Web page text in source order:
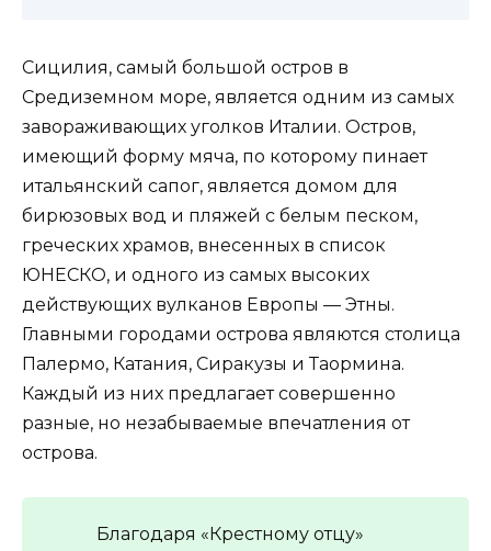
Сицилия, самый большой остров в
Средиземном море, является одним из самых
завораживающих уголков Италии. Остров,
имеющий форму мяча, по которому пинает
итальянский сапог, является домом для
бирюзовых вод и пляжей с белым песком,
греческих храмов, внесенных в список
ЮНЕСКО, и одного из самых высоких
действующих вулканов Европы — Этны.
Главными городами острова являются столица
Палермо, Катания, Сиракузы и Таормина.
Каждый из них предлагает совершенно
разные, но незабываемые впечатления от
острова.
Благодаря «Крестному отцу»